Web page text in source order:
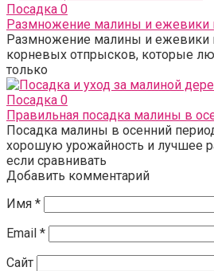
Посадка 0
Размножение малины и ежевики
Размножение малины и ежевики
корневых отпрысков, которые
только
Посадка 0
Правильная посадка малины в
Посадка малины в осенний
хорошую урожайность и лучшее
если сравнивать
Добавить комментарий
Имя *
Email *
Сайт